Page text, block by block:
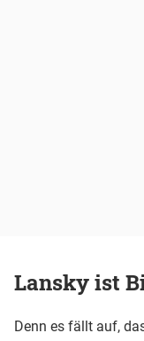
Lansky ist
Denn es fällt auf,